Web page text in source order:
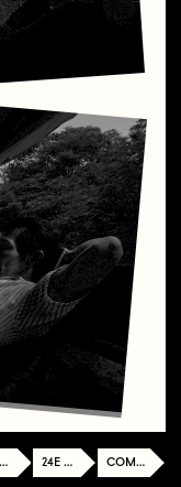
24E ÉDITION COMPÉTITION